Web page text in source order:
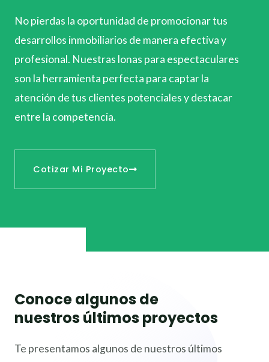
No pierdas la oportunidad de promocionar tus
desarrollos inmobiliarios de manera efectiva y
profesional. Nuestras lonas para espectaculares
son la herramienta perfecta para captar la
atención de tus clientes potenciales y destacar
entre la competencia.
Cotizar Mi Proyecto
Conoce algunos de
nuestros últimos proyectos
Te presentamos algunos de nuestros últimos